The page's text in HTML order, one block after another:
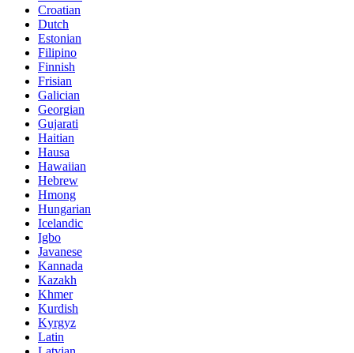
Croatian
Dutch
Estonian
Filipino
Finnish
Frisian
Galician
Georgian
Gujarati
Haitian
Hausa
Hawaiian
Hebrew
Hmong
Hungarian
Icelandic
Igbo
Javanese
Kannada
Kazakh
Khmer
Kurdish
Kyrgyz
Latin